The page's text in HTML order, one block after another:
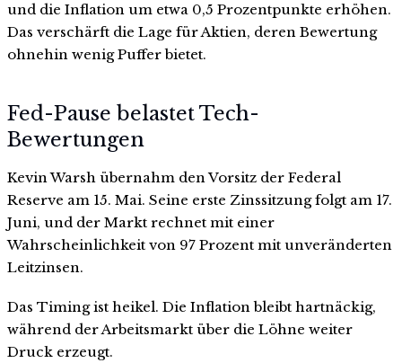
und die Inflation um etwa 0,5 Prozentpunkte erhöhen.
Das verschärft die Lage für Aktien, deren Bewertung
ohnehin wenig Puffer bietet.
Fed-Pause belastet Tech-
Bewertungen
Kevin Warsh übernahm den Vorsitz der Federal
Reserve am 15. Mai. Seine erste Zinssitzung folgt am 17.
Juni, und der Markt rechnet mit einer
Wahrscheinlichkeit von 97 Prozent mit unveränderten
Leitzinsen.
Das Timing ist heikel. Die Inflation bleibt hartnäckig,
während der Arbeitsmarkt über die Löhne weiter
Druck erzeugt.